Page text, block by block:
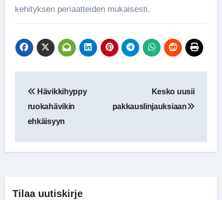
kehityksen periaatteiden mukaisesti.
selaus
Hävikkihyppy
ruokahävikin
ehkäisyyn
Kesko uusii
pakkauslinjauksiaan
Tilaa uutiskirje